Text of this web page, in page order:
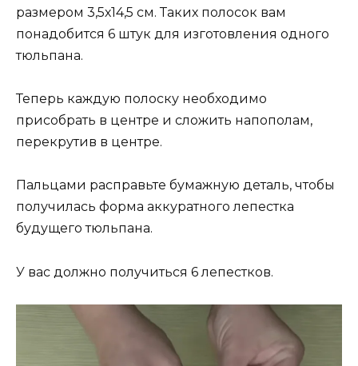
размером 3,5х14,5 см. Таких полосок вам
понадобится 6 штук для изготовления одного
тюльпана.
Теперь каждую полоску необходимо
присобрать в центре и сложить напополам,
перекрутив в центре.
Пальцами расправьте бумажную деталь, чтобы
получилась форма аккуратного лепестка
будущего тюльпана.
У вас должно получиться 6 лепестков.